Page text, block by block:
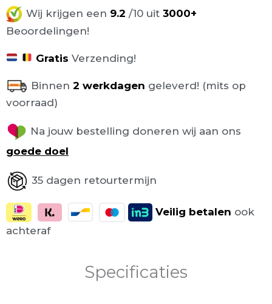
Wij krijgen een 9.2 /10 uit 3000+
Beoordelingen!
Gratis Verzending!
Binnen 2 werkdagen geleverd! (mits op
voorraad)
Na jouw bestelling doneren wij aan ons
goede doel
35 dagen retourtermijn
Veilig betalen ook
achteraf
Specificaties